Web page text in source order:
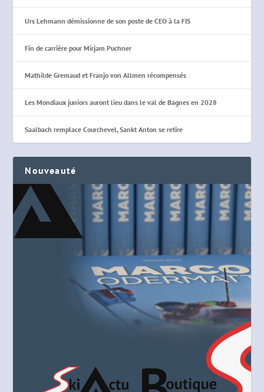
Urs Lehmann démissionne de son poste de CEO à la FIS
Fin de carrière pour Mirjam Puchner
Mathilde Gremaud et Franjo von Allmen récompensés
Les Mondiaux juniors auront lieu dans le val de Bagnes en 2028
Saalbach remplace Courchevel, Sankt Anton se retire
Nouveauté